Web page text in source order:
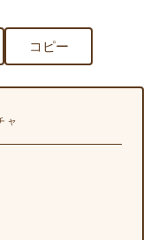
コピー
ャ